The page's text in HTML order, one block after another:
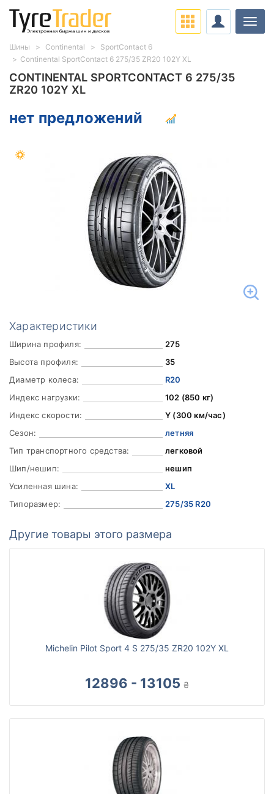
CONTINENTAL SPORTCONTACT 6 275/35
ZR20 102Y XL
нет предложений
Характеристики
Ширина профиля:
275
Высота профиля:
35
Диаметр колеса:
R20
Индекс нагрузки:
102 (850 кг)
Индекс скорости:
Y (300 км/час)
Сезон:
летняя
Тип транспортного средства:
легковой
Шип/нешип:
нешип
Усиленная шина:
XL
Типоразмер:
275/35 R20
Другие товары этого размера
Michelin Pilot Sport 4 S 275/35 ZR20 102Y XL
12896 - 13105 ₴
Шины Continental
SportContact 6
Continental SportContact 6 275/35 ZR20 102Y XL